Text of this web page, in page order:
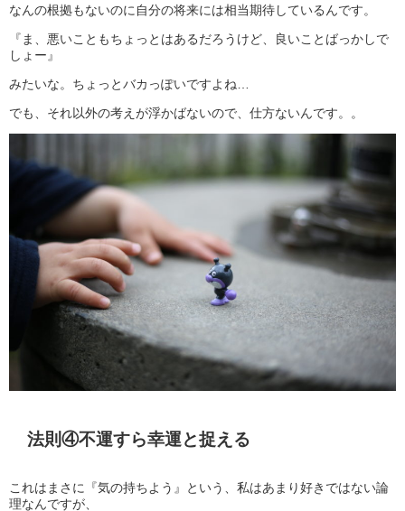
なんの根拠もないのに自分の将来には相当期待しているんです。
『ま、悪いこともちょっとはあるだろうけど、良いことばっかしで
しょー』
みたいな。ちょっとバカっぽいですよね…
でも、それ以外の考えが浮かばないので、仕方ないんです。。
法則④不運すら幸運と捉える
これはまさに『気の持ちよう』という、私はあまり好きではない論
理なんですが、